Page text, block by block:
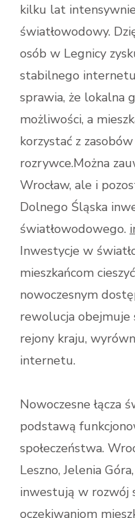
kilku lat
światłowodowy.
osób w Legnicy
stabilnego
sprawia, że lokalna
możliwości, a
korzystać z
rozrywce.Można
Wrocław, ale i
Dolnego Śląska
światłowodowego.
Inwestycje w
mieszkańcom
nowoczesnym
rewolucja
rejony kraju,
internetu.
Nowoczesne łącza
podstawą
społeczeństwa.
Leszno, Jelenia
inwestują w rozwój
oczekiwaniom